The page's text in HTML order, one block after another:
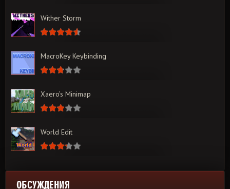
Wither Storm
MacroKey Keybinding
Xaero’s Minimap
World Edit
ОБСУЖДЕНИЯ